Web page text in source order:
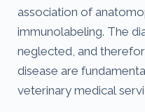
association of
immunolabeling. The
neglected, and
disease are
veterinary medical